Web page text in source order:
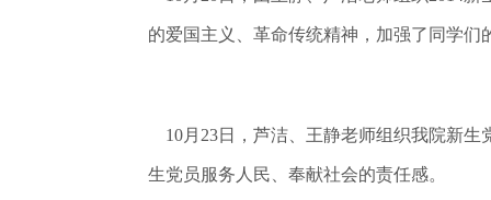
的爱国主义、革命传统精神，加强了同学
10月23日，芦洁、王静老师组织我院新生
生党员服务人民、奉献社会的责任感。